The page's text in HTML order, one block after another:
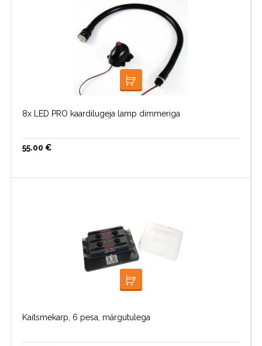
LOE EDASI
8x LED PRO kaardilugeja lamp dimmeriga
55.00 €
LOE EDASI
Kaitsmekarp, 6 pesa, märgutulega